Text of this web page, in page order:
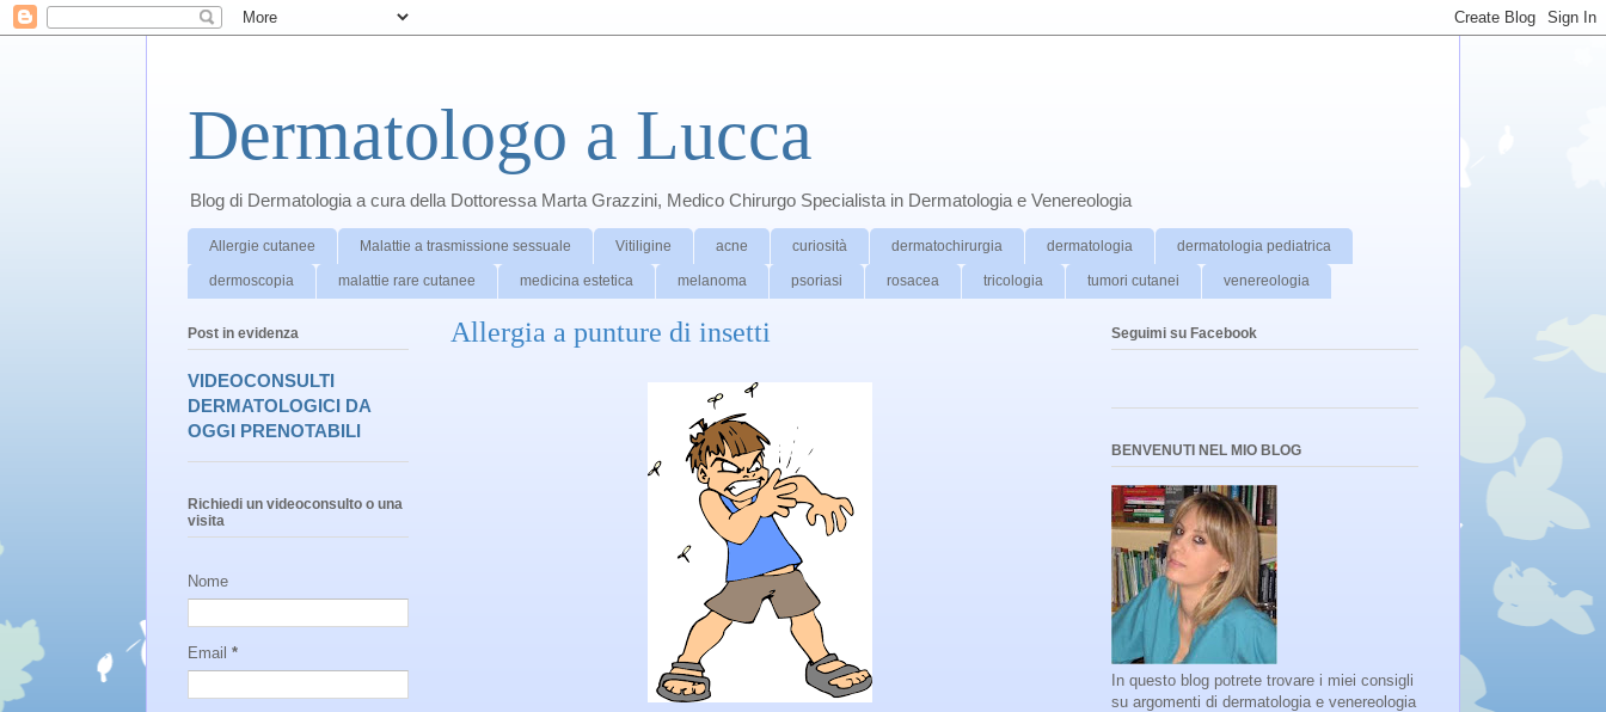
Dermatologo a Lucca
Blog di Dermatologia a cura della Dottoressa Marta Grazzini, Medico Chirurgo Specialista in Dermatologia e Venereologia
Allergie cutanee Malattie a trasmissione sessuale Vitiligine acne curiosità dermatochirurgia dermatologia dermatologia pediatrica
dermoscopia malattie rare cutanee medicina estetica melanoma psoriasi rosacea tricologia tumori cutanei venereologia
Allergia a punture di insetti
Post in evidenza
VIDEOCONSULTI
DERMATOLOGICI DA
OGGI PRENOTABILI
Richiedi un videoconsulto o una
visita
Nome
Email *
Seguimi su Facebook
BENVENUTI NEL MIO BLOG
In questo blog potrete trovare i miei consigli
su argomenti di dermatologia e venereologia